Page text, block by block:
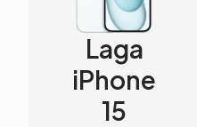
Laga
iPhone
15